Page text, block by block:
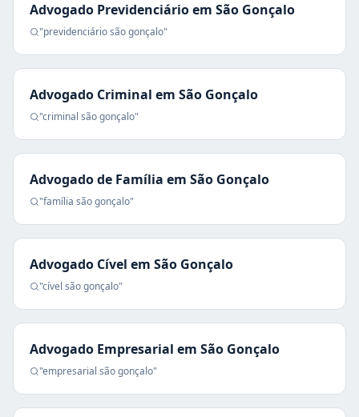
Advogado Previdenciárioem São Gonçalo
"previdenciáriosão gonçalo"
Advogado Criminal em São Gonçalo
"criminal são gonçalo"
Advogado de Família em São Gonçalo
"família são gonçalo"
Advogado Cível em São Gonçalo
"cível são gonçalo"
Advogado Empresarial em São Gonçalo
"empresarial são gonçalo"